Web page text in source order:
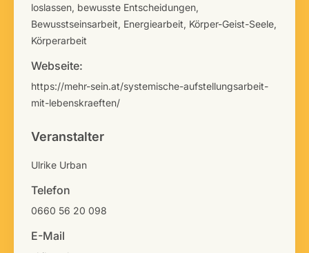
loslassen, bewusste Entscheidungen,
Bewusstseinsarbeit, Energiearbeit, Körper-Geist-Seele,
Körperarbeit
Webseite:
https://mehr-sein.at/systemische-aufstellungsarbeit-
mit-lebenskraeften/
Veranstalter
Ulrike Urban
Telefon
0660 56 20 098
E-Mail